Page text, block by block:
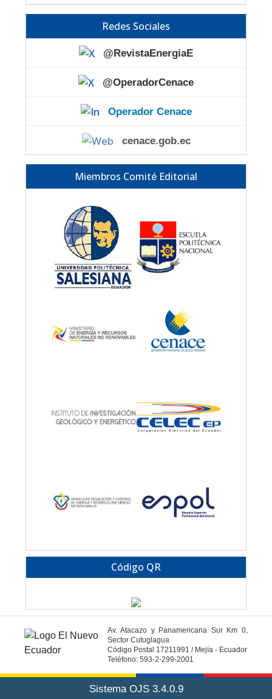
Redes Sociales
@RevistaEnergiaE
@OperadorCenace
Operador Cenace
cenace.gob.ec
Miembros Comité Editorial
Código QR
Av. Atacazo y Panamericana Sur Km 0,
Sector Cutuglagua
Código Postal 17211991 / Mejía - Ecuador
Teléfono: 593-2-299-2001
Sistema OJS 3.4.0.9